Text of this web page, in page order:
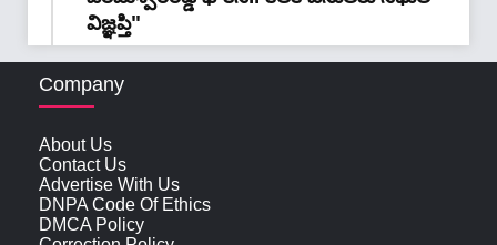
విజ్ఞప్తి"
Company
About Us
Contact Us
Advertise With Us
DNPA Code Of Ethics
DMCA Policy